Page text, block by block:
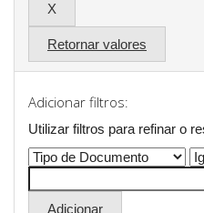
Retornar valores
Adicionar filtros:
Utilizar filtros para refinar o